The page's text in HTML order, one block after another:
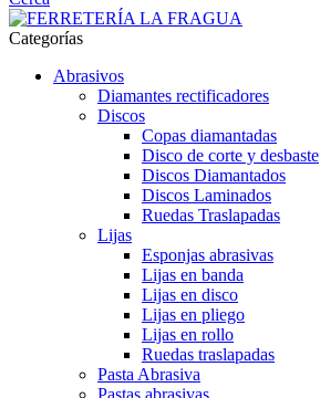
Categorías
Abrasivos
Diamantes rectificadores
Discos
Copas diamantadas
Disco de corte y desbaste
Discos Diamantados
Discos Laminados
Ruedas Traslapadas
Lijas
Esponjas abrasivas
Lijas en banda
Lijas en disco
Lijas en pliego
Lijas en rollo
Ruedas traslapadas
Pasta Abrasiva